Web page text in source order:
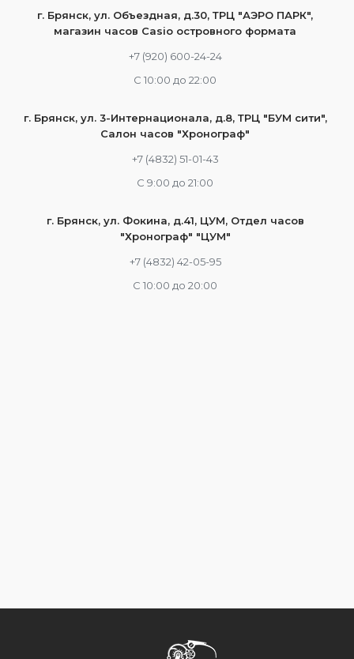
г. Брянск, ул. Объездная, д.30, ТРЦ "АЭРО ПАРК",
магазин часов Casio островного формата
+7 (920) 600-24-24
С 10:00 до 22:00
г. Брянск, ул. 3-Интернационала, д.8, ТРЦ "БУМ сити",
Салон часов "Хронограф"
+7 (4832) 51-01-43
С 9:00 до 21:00
г. Брянск, ул. Фокина, д.41, ЦУМ, Отдел часов
"Хронограф" "ЦУМ"
+7 (4832) 42-05-95
С 10:00 до 20:00